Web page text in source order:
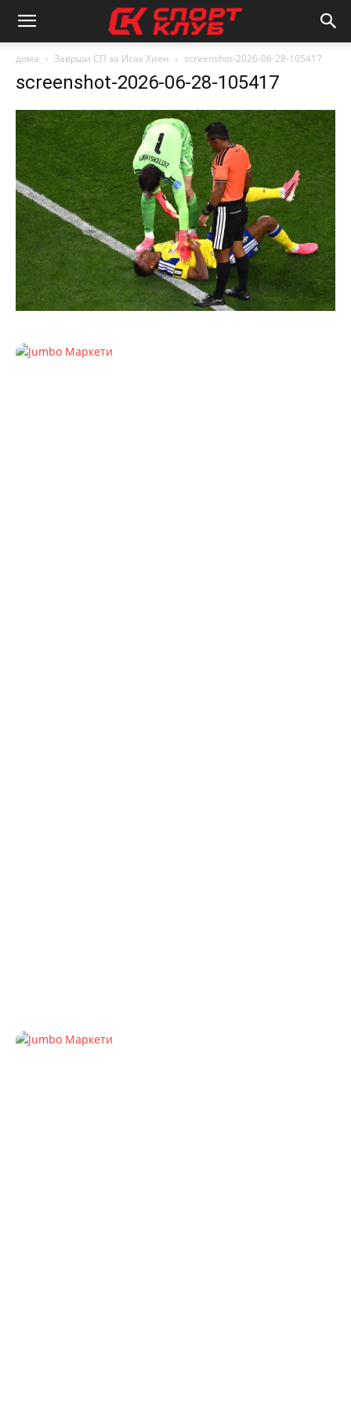
дома Заврши СП за Исак Хиен screenshot-2026-06-28-105417
screenshot-2026-06-28-105417